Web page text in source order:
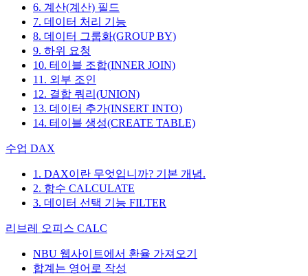
6. 계산(계산) 필드
7. 데이터 처리 기능
8. 데이터 그룹화(GROUP BY)
9. 하위 요청
10. 테이블 조합(INNER JOIN)
11. 외부 조인
12. 결합 쿼리(UNION)
13. 데이터 추가(INSERT INTO)
14. 테이블 생성(CREATE TABLE)
수업 DAX
1. DAX이란 무엇입니까? 기본 개념.
2. 함수 CALCULATE
3. 데이터 선택 기능 FILTER
리브레 오피스 CALC
NBU 웹사이트에서 환율 가져오기
합계는 영어로 작성